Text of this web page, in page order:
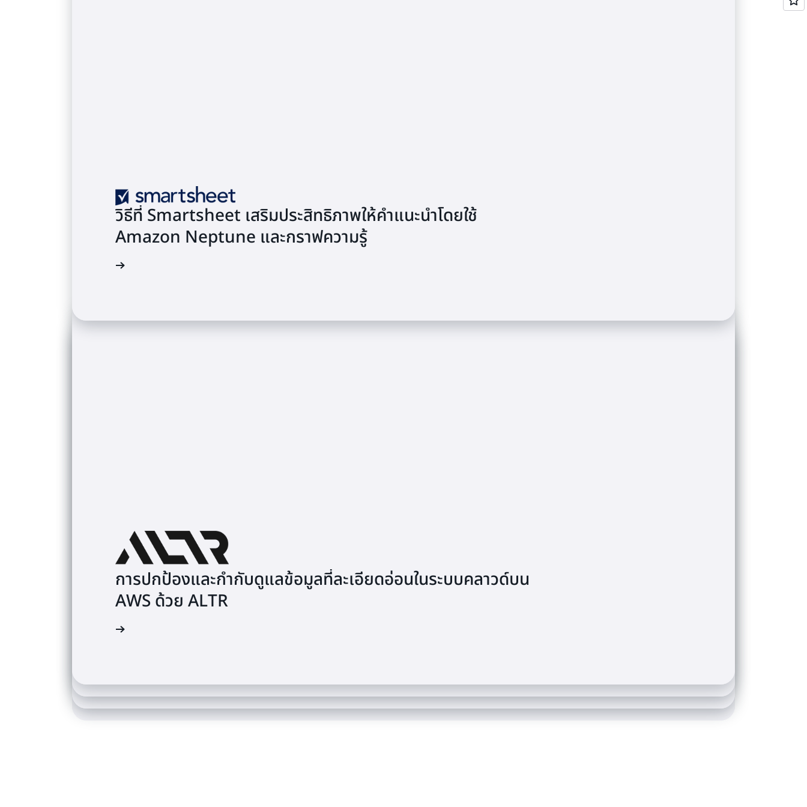
วิธีที่ Smartsheet เสริมประสิทธิภาพให้คำแนะนำโดยใช้
Amazon Neptune และกราฟความรู้
การปกป้องและกำกับดูแลข้อมูลที่ละเอียดอ่อนในระบบคลาวด์บน
AWS ด้วย ALTR
การสร้างโซลูชัน AI แบบตัวแทนโดยใช้ Amazon Neptune กับ
Trend Micro
พลิกโฉมการรักษาความปลอดภัยบนคลาวด์โดยใช้ฐานข้อมูลแบบ
กราฟ Amazon Neptune กับ Wiz
ขับเคลื่อนอนาคตของกีฬาสำหรับแฟน ๆ 220 ล้านคน: วิสัยทัศน์
ของ Dream11 ที่จะพัฒนากีฬาให้ดีขึ้นโดยใช้ AWS